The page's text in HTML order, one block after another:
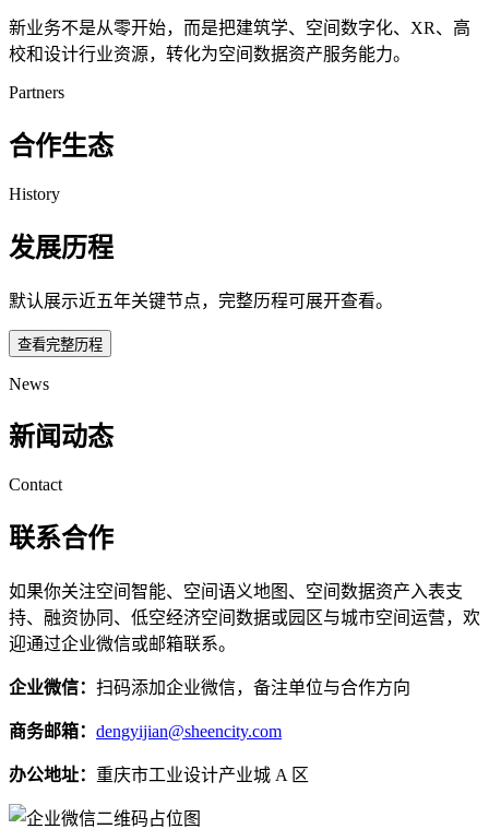
新业务不是从零开始，而是把建筑学、空间数字化、XR、高
校和设计行业资源，转化为空间数据资产服务能力。
Partners
合作生态
History
发展历程
默认展示近五年关键节点，完整历程可展开查看。
查看完整历程
News
新闻动态
Contact
联系合作
如果你关注空间智能、空间语义地图、空间数据资产入表支
持、融资协同、低空经济空间数据或园区与城市空间运营，欢
迎通过企业微信或邮箱联系。
企业微信： 扫码添加企业微信，备注单位与合作方向
商务邮箱： dengyijian@sheencity.com
办公地址： 重庆市工业设计产业城 A 区